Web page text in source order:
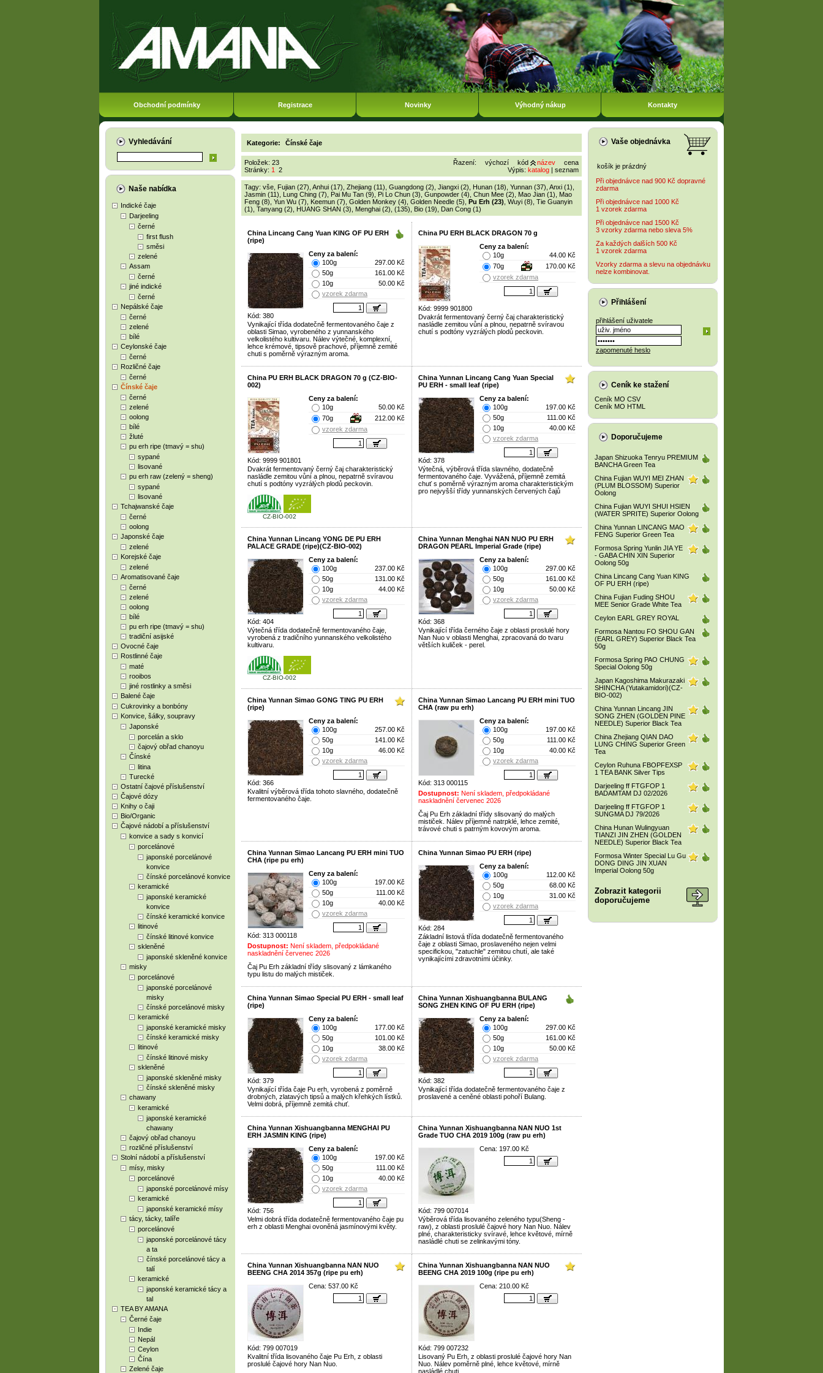
Obchodní podmínky Registrace Novinky Výhodný nákup Kontakty
Vyhledávání
Naše nabídka
Indické čaje
Darjeeling
černé
first flush
směsi
zelené
Assam
černé
jiné indické
černé
Nepálské čaje
černé
zelené
bílé
Ceylonské čaje
černé
Rozličné čaje
černé
Čínské čaje
černé
zelené
oolong
bílé
žluté
pu erh ripe (tmavý = shu)
sypané
lisované
pu erh raw (zelený = sheng)
sypané
lisované
Tchajwanské čaje
černé
oolong
Japonské čaje
zelené
Korejské čaje
zelené
Aromatisované čaje
černé
zelené
oolong
bílé
pu erh ripe (tmavý = shu)
tradiční asijské
Ovocné čaje
Rostlinné čaje
maté
rooibos
jiné rostlinky a směsi
Balené čaje
Cukrovinky a bonbóny
Konvice, šálky, soupravy
Japonské
porcelán a sklo
čajový obřad chanoyu
Čínské
litina
Turecké
Ostatní čajové příslušenství
Čajové dózy
Knihy o čaji
Bio/Organic
Čajové nádobí a příslušenství
konvice a sady s konvicí
porcelánové
japonské porcelánové
konvice
čínské porcelánové konvice
keramické
japonské keramické
konvice
čínské keramické konvice
litinové
čínské litinové konvice
skleněné
japonské skleněné konvice
misky
porcelánové
japonské porcelánové
misky
čínské porcelánové misky
keramické
japonské keramické misky
čínské keramické misky
litinové
čínské litinové misky
skleněné
japonské skleněné misky
čínské skleněné misky
chawany
keramické
japonské keramické
chawany
čajový obřad chanoyu
rozličné příslušenství
Stolní nádobí a příslušenství
mísy, misky
porcelánové
japonské porcelánové mísy
keramické
japonské keramické mísy
tácy, tácky, talíře
porcelánové
japonské porcelánové tácy
a ta
čínské porcelánové tácy a
talí
keramické
japonské keramické tácy a
tal
TEA BY AMANA
Černé čaje
Indie
Nepál
Ceylon
Čína
Zelené čaje
Kategorie: Čínské čaje
Řazení: výchozí kód název
cena
Výpis: katalog | seznam
Položek: 23
Stránky: 1 2
Tagy: vše Fujian (27) Anhui (17) Zhejiang (11) Guangdong (2) Jiangxi (2) Hunan (18) Yunnan (37) Anxi (1)
Jasmin (11)
Lung Ching (7) Pai Mu Tan (9) Pi Lo Chun (3) Gunpowder (4) Chun Mee (2) Mao Jian (1)
Mao
Feng (8) Yun Wu (7) Keemun (7) Golden Monkey (4) Golden Needle (5) Pu Erh (23) Wuyi (8) Tie Guanyin
(1) Tanyang (2) HUANG SHAN (3) Menghai (2) (135) Bio (19) Dan Cong (1)
China Lincang Cang Yuan KING OF PU ERH
(ripe)
Kód: 380
Ceny za balení:
100g
297.00 Kč
50g
161.00 Kč
10g
50.00 Kč
vzorek zdarma
Vynikající třída dodatečně fermentovaného čaje z
oblasti Simao, vyrobeného z yunnanského
velkolistého kultivaru. Nálev výtečné, komplexní,
lehce krémové, tipsově prachové, příjemně zemité
chuti s poměrně výrazným aroma.
China PU ERH BLACK DRAGON 70 g
Kód: 9999 901800
Ceny za balení:
10g
44.00 Kč
70g
170.00 Kč
vzorek zdarma
Dvakrát fermentovaný černý čaj charakteristický
nasládle zemitou vůní a plnou, nepatrně svíravou
chutí s podtóny vyzrálých plodů peckovin.
China PU ERH BLACK DRAGON 70 g (CZ-BIO-
002)
Kód: 9999 901801
Ceny za balení:
10g
50.00 Kč
70g
212.00 Kč
vzorek zdarma
Dvakrát fermentovaný černý čaj charakteristický
nasládle zemitou vůní a plnou, nepatrně svíravou
chutí s podtóny vyzrálých plodů peckovin.
CZ-BIO-002
China Yunnan Lincang Cang Yuan Special
PU ERH - small leaf (ripe)
Kód: 378
Ceny za balení:
100g
197.00 Kč
50g
111.00 Kč
10g
40.00 Kč
vzorek zdarma
Výtečná, výběrová třída slavného, dodatečně
fermentovaného čaje. Vyvážená, příjemně zemitá
chuť s poměrně výrazným aroma charakteristickým
pro nejvyšší třídy yunnanských červených čajů
China Yunnan Lincang YONG DE PU ERH
PALACE GRADE (ripe)(CZ-BIO-002)
Kód: 404
Ceny za balení:
100g
237.00 Kč
50g
131.00 Kč
10g
44.00 Kč
vzorek zdarma
Výtečná třída dodatečně fermentovaného čaje,
vyrobená z tradičního yunnanského velkolistého
kultivaru.
CZ-BIO-002
China Yunnan Menghai NAN NUO PU ERH
DRAGON PEARL Imperial Grade (ripe)
Kód: 368
Ceny za balení:
100g
297.00 Kč
50g
161.00 Kč
10g
50.00 Kč
vzorek zdarma
Vynikající třída černého čaje z oblasti proslulé hory
Nan Nuo v oblasti Menghai, zpracovaná do tvaru
větších kuliček - perel.
China Yunnan Simao GONG TING PU ERH
(ripe)
Kód: 366
Ceny za balení:
100g
257.00 Kč
50g
141.00 Kč
10g
46.00 Kč
vzorek zdarma
Kvalitní výběrová třída tohoto slavného, dodatečně
fermentovaného čaje.
China Yunnan Simao Lancang PU ERH mini TUO
CHA (raw pu erh)
Kód: 313 000115
Ceny za balení:
100g
197.00 Kč
50g
111.00 Kč
10g
40.00 Kč
vzorek zdarma
Dostupnost: Není skladem, předpokládané
naskladnění červenec 2026
Čaj Pu Erh základní třídy slisovaný do malých
mističek. Nálev příjemně natrpklé, lehce zemité,
trávové chuti s patrným kovovým aroma.
China Yunnan Simao Lancang PU ERH mini TUO
CHA (ripe pu erh)
Kód: 313 000118
Ceny za balení:
100g
197.00 Kč
50g
111.00 Kč
10g
40.00 Kč
vzorek zdarma
Dostupnost: Není skladem, předpokládané
naskladnění červenec 2026
Čaj Pu Erh základní třídy slisovaný z lámkaného
typu listu do malých mističek.
China Yunnan Simao PU ERH (ripe)
Kód: 284
Ceny za balení:
100g
112.00 Kč
50g
68.00 Kč
10g
31.00 Kč
vzorek zdarma
Základní listová třída dodatečně fermentovaného
čaje z oblasti Simao, proslaveného nejen velmi
specifickou, "zatuchle" zemitou chutí, ale také
vynikajícími zdravotními účinky.
China Yunnan Simao Special PU ERH - small leaf
(ripe)
Kód: 379
Ceny za balení:
100g
177.00 Kč
50g
101.00 Kč
10g
38.00 Kč
vzorek zdarma
Vynikající třída čaje Pu erh, vyrobená z poměrně
drobných, zlatavých tipsů a malých křehkých lístků.
Velmi dobrá, příjemně zemitá chuť.
China Yunnan Xishuangbanna BULANG
SONG ZHEN KING OF PU ERH (ripe)
Kód: 382
Ceny za balení:
100g
297.00 Kč
50g
161.00 Kč
10g
50.00 Kč
vzorek zdarma
Vynikající třída dodatečně fermentovaného čaje z
proslavené a ceněné oblasti pohoří Bulang.
China Yunnan Xishuangbanna MENGHAI PU
ERH JASMIN KING (ripe)
Kód: 756
Ceny za balení:
100g
197.00 Kč
50g
111.00 Kč
10g
40.00 Kč
vzorek zdarma
Velmi dobrá třída dodatečně fermentovaného čaje pu
erh z oblasti Menghai ovoněná jasmínovými květy.
China Yunnan Xishuangbanna NAN NUO 1st
Grade TUO CHA 2019 100g (raw pu erh)
Kód: 799 007014
Cena: 197.00 Kč
Výběrová třída lisovaného zeleného typu(Sheng -
raw), z oblasti proslulé čajové hory Nan Nuo. Nálev
plné, charakteristicky svíravé, lehce květové, mírně
nasládlé chuti se zelinkavými tóny.
China Yunnan Xishuangbanna NAN NUO
BEENG CHA 2014 357g (ripe pu erh)
Kód: 799 007019
Cena: 537.00 Kč
Kvalitní třída lisovaného čaje Pu Erh, z oblasti
proslulé čajové hory Nan Nuo.
China Yunnan Xishuangbanna NAN NUO
BEENG CHA 2019 100g (ripe pu erh)
Kód: 799 007232
Cena: 210.00 Kč
Lisovaný Pu Erh, z oblasti proslulé čajové hory Nan
Nuo. Nálev poměrně plné, lehce květové, mírně
nasládlé chuti.
Vaše objednávka
košík je prázdný
Při objednávce nad 900 Kč dopravné
zdarma
Při objednávce nad 1000 Kč
1 vzorek zdarma
Při objednávce nad 1500 Kč
3 vzorky zdarma nebo sleva 5%
Za každých dalších 500 Kč
1 vzorek zdarma
Vzorky zdarma a slevu na objednávku
nelze kombinovat.
Přihlášení
přihlášení uživatele
zapomenuté heslo
Ceník ke stažení
Ceník MO CSV
Ceník MO HTML
Doporučujeme
Japan Shizuoka Tenryu PREMIUM
BANCHA Green Tea
China Fujian WUYI MEI ZHAN
(PLUM BLOSSOM) Superior
Oolong
China Fujian WUYI SHUI HSIEN
(WATER SPRITE) Superior Oolong
China Yunnan LINCANG MAO
FENG Superior Green Tea
Formosa Spring Yunlin JIA YE
- GABA CHIN XIN Superior
Oolong 50g
China Lincang Cang Yuan KING
OF PU ERH (ripe)
China Fujian Fuding SHOU
MEE Senior Grade White Tea
Ceylon EARL GREY ROYAL
Formosa Nantou FO SHOU GAN
(EARL GREY) Superior Black Tea
50g
Formosa Spring PAO CHUNG
Special Oolong 50g
Japan Kagoshima Makurazaki
SHINCHA (Yutakamidori)(CZ-
BIO-002)
China Yunnan Lincang JIN
SONG ZHEN (GOLDEN PINE
NEEDLE) Superior Black Tea
China Zhejiang QIAN DAO
LUNG CHING Superior Green
Tea
Ceylon Ruhuna FBOPFEXSP
1 TEA BANK Silver Tips
Darjeeling ff FTGFOP 1
BADAMTAM DJ 02/2026
Darjeeling ff FTGFOP 1
SUNGMA DJ 79/2026
China Hunan Wulingyuan
TIANZI JIN ZHEN (GOLDEN
NEEDLE) Superior Black Tea
Formosa Winter Special Lu Gu
DONG DING JIN XUAN
Imperial Oolong 50g
Zobrazit kategorii
doporučujeme